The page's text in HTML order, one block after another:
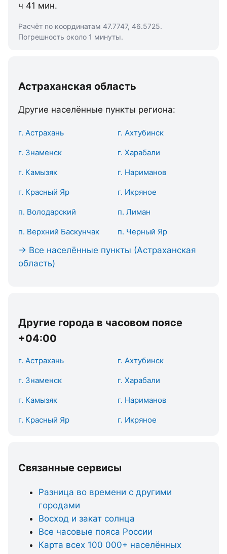
ч 41 мин.
Расчёт по координатам 47.7747, 46.5725.
Погрешность около 1 минуты.
Астраханская область
Другие населённые пункты региона:
г. Астрахань г. Ахтубинск
г. Знаменск г. Харабали
г. Камызяк г. Нариманов
г. Красный Яр г. Икряное
п. Володарский п. Лиман
п. Верхний Баскунчак п. Черный Яр
→ Все населённые пункты (Астраханская
область)
Другие города в часовом поясе
+04:00
г. Астрахань г. Ахтубинск
г. Знаменск г. Харабали
г. Камызяк г. Нариманов
г. Красный Яр г. Икряное
Связанные сервисы
Разница во времени с другими
городами
Восход и закат солнца
Все часовые пояса России
Карта всех 100 000+ населённых